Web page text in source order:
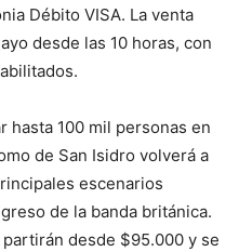
Débito VISA. La venta
desde las 10 horas, con
hasta 100 mil personas en
de San Isidro volverá a
escenarios
de la banda británica.
desde $95.000 y se